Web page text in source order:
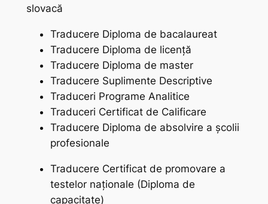
slovacă
Traducere Diploma de bacalaureat
Traducere Diploma de licență
Traducere Diploma de master
Traducere Suplimente Descriptive
Traduceri Programe Analitice
Traduceri Certificat de Calificare
Traducere Diploma de absolvire a școlii
profesionale
Traducere Certificat de promovare a
testelor naționale (Diploma de
capacitate)